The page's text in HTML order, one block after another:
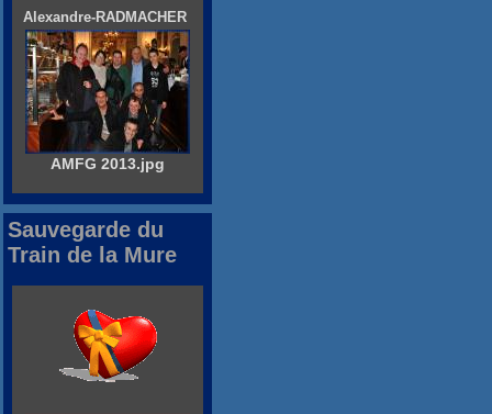
Alexandre-RADMACHER
AMFG 2013.jpg
Sauvegarde du
Train de la Mure